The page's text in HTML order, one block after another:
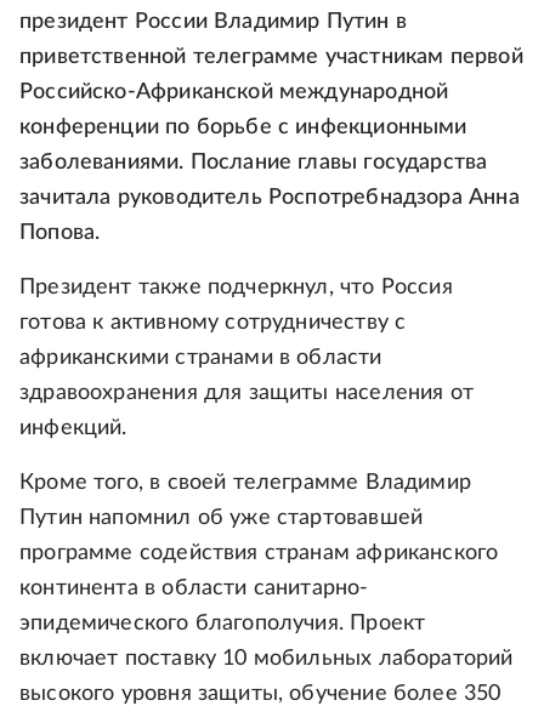
президент России Владимир Путин в
приветственной телеграмме участникам первой
Российско-Африканской международной
конференции по борьбе с инфекционными
заболеваниями. Послание главы государства
зачитала руководитель Роспотребнадзора Анна
Попова.
Президент также подчеркнул, что Россия
готова к активному сотрудничеству с
африканскими странами в области
здравоохранения для защиты населения от
инфекций.
Кроме того, в своей телеграмме Владимир
Путин напомнил об уже стартовавшей
программе содействия странам африканского
континента в области санитарно-
эпидемического благополучия. Проект
включает поставку 10 мобильных лабораторий
высокого уровня защиты, обучение более 350